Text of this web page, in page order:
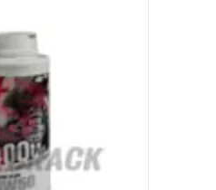
CARRITO